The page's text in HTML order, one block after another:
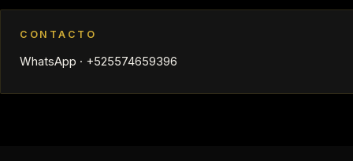
CONTACTO
WhatsApp · +525574659396